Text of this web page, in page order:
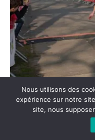
Nous utilisons des
expérience sur notre
site, nous